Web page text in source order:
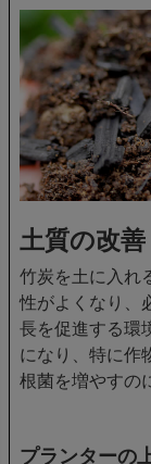
土質の改善
竹炭を土に入れ
性がよくなり、
長を促進する環
になり、特に作
根菌を増やすの
プランターの